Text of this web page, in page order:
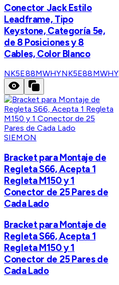
Conector Jack Estilo
Leadframe, Tipo
Keystone, Categoría 5e,
de 8 Posiciones y 8
Cables, Color Blanco
NK5E88MWHYNK5E88MWHY
SIEMON
Bracket para Montaje de
Regleta S66, Acepta 1
Regleta M150 y 1
Conector de 25 Pares de
Cada Lado
Bracket para Montaje de
Regleta S66, Acepta 1
Regleta M150 y 1
Conector de 25 Pares de
Cada Lado